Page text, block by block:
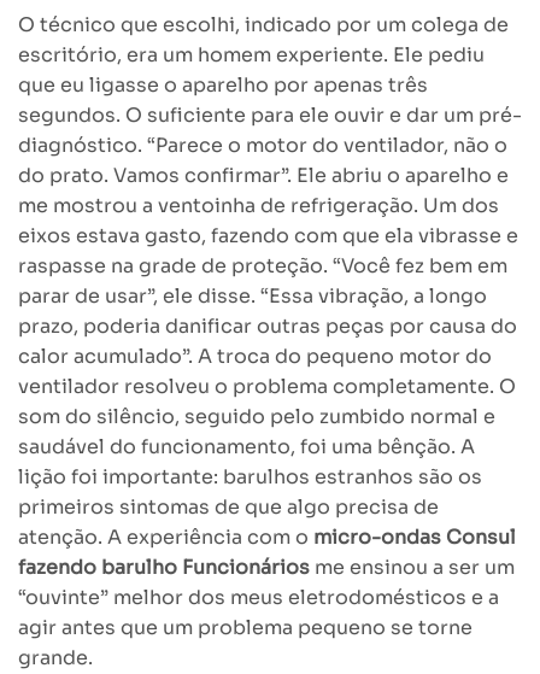
O técnico que escolhi, indicado por um colega de
escritório, era um homem experiente. Ele pediu
que eu ligasse o aparelho por apenas três
segundos. O suficiente para ele ouvir e dar um pré-
diagnóstico. “Parece o motor do ventilador, não o
do prato. Vamos confirmar”. Ele abriu o aparelho e
me mostrou a ventoinha de refrigeração. Um dos
eixos estava gasto, fazendo com que ela vibrasse e
raspasse na grade de proteção. “Você fez bem em
parar de usar”, ele disse. “Essa vibração, a longo
prazo, poderia danificar outras peças por causa do
calor acumulado”. A troca do pequeno motor do
ventilador resolveu o problema completamente. O
som do silêncio, seguido pelo zumbido normal e
saudável do funcionamento, foi uma bênção. A
lição foi importante: barulhos estranhos são os
primeiros sintomas de que algo precisa de
atenção. A experiência com o micro-ondas Consul
fazendo barulho Funcionários me ensinou a ser um
“ouvinte” melhor dos meus eletrodomésticos e a
agir antes que um problema pequeno se torne
grande.